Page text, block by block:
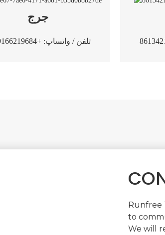
جرج
تلفن / واتساپ: +8619166219684
Runfree
to
We will